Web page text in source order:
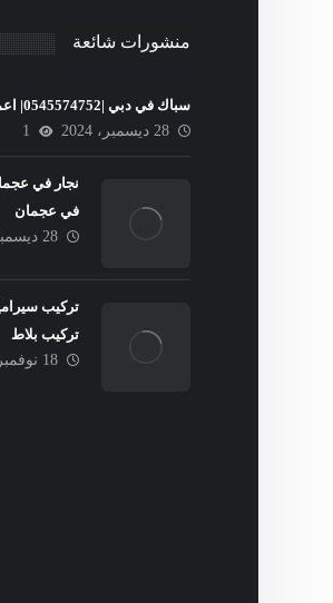
منشورات شائعة
سباك في دبي |0545574752| اعمال سباكة في دبي
28 ديسمبر، 2024
1
في عجمان
28 ديسمبر، 2024
تركيب بلاط
18 نوفمبر، 2024